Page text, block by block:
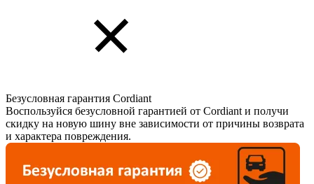
Безусловная гарантия Cordiant
Воспользуйся безусловной гарантией от Cordiant и получи
скидку на новую шину вне зависимости от причины возврата
и характера повреждения.